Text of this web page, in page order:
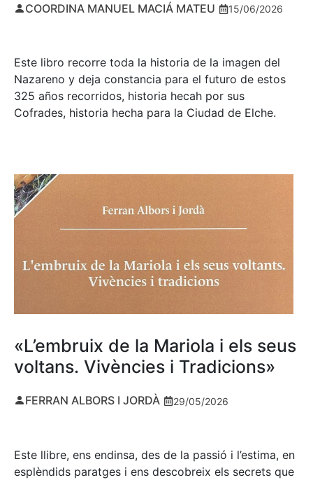
COORDINA MANUEL MACIÁ MATEU 15/06/2026
Este libro recorre toda la historia de la imagen del
Nazareno y deja constancia para el futuro de estos
325 años recorridos, historia hecah por sus
Cofrades, historia hecha para la Ciudad de Elche.
«L’embruix de la Mariola i els seus
voltans. Vivències i Tradicions»
FERRAN ALBORS I JORDÀ 29/05/2026
Este llibre, ens endinsa, des de la passió i l’estima, en
esplèndids paratges i ens descobreix els secrets que